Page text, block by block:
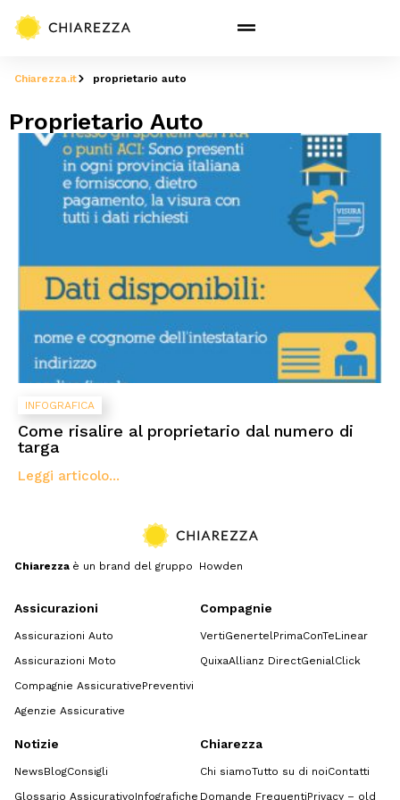
Chiarezza.it proprietario auto
Proprietario Auto
INFOGRAFICA
Come risalire al proprietario dal numero di
targa
Leggi articolo...
Chiarezza è un brand del gruppo Howden
Assicurazioni
Assicurazioni Auto
Assicurazioni Moto
Compagnie AssicurativePreventivi
Agenzie Assicurative
Compagnie
VertiGenertel PrimaConTeLinear
QuixaAllianz DirectGenialClick
Notizie
NewsBlogConsigli
Glossario AssicurativoInfografiche
Chiarezza
Chi siamoTutto su di noiContatti
Domande FrequentiPrivacy – old